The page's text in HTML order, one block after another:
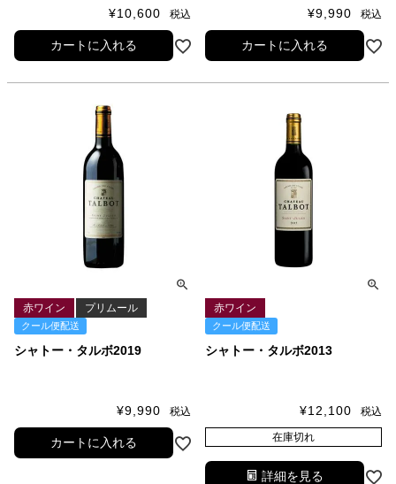
¥10,600 税込
カートに入れる
¥9,990 税込
カートに入れる
シャトー・タルボ2019
赤ワイン プリムール
クール便配送
¥9,990 税込
カートに入れる
シャトー・タルボ2013
赤ワイン
クール便配送
¥12,100 税込
在庫切れ
詳細を見る